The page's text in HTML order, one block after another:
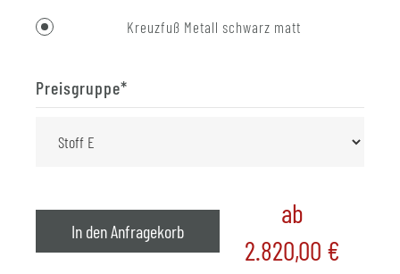
Kreuzfuß Metall schwarz matt
Preisgruppe*
In den Anfragekorb
ab
2.820,00 €